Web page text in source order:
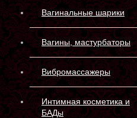
Вагинальные шарики
Вагины, мастурбаторы
Вибромассажеры
Интимная косметика и
БАДы